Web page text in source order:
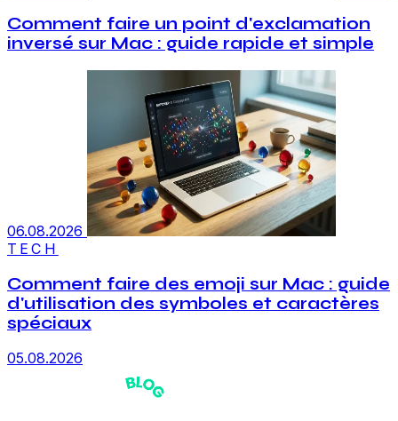
Comment faire un point d'exclamation
inversé sur Mac : guide rapide et simple
06.08.2026
TECH
Comment faire des emoji sur Mac : guide
d'utilisation des symboles et caractères
spéciaux
05.08.2026